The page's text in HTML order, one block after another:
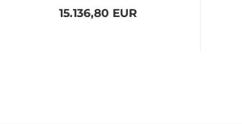
15.136,80 EUR